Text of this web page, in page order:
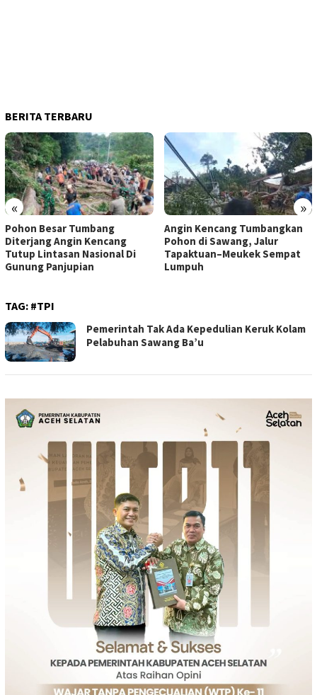
BERITA TERBARU
« »
Pohon Besar Tumbang
Diterjang Angin Kencang
Tutup Lintasan Nasional Di
Gunung Panjupian
Angin Kencang Tumbangkan
Pohon di Sawang, Jalur
Tapaktuan–Meukek Sempat
Lumpuh
TAG: #TPI
Pemerintah Tak Ada Kepedulian Keruk Kolam
Pelabuhan Sawang Ba’u